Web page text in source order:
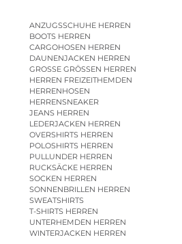
ANZUGSSCHUHE HERREN
BOOTS HERREN
CARGOHOSEN HERREN
DAUNENJACKEN HERREN
GROSSE GRÖSSEN HERREN
HERREN FREIZEITHEMDEN
HERRENHOSEN
HERRENSNEAKER
JEANS HERREN
LEDERJACKEN HERREN
OVERSHIRTS HERREN
POLOSHIRTS HERREN
PULLUNDER HERREN
RUCKSÄCKE HERREN
SOCKEN HERREN
SONNENBRILLEN HERREN
SWEATSHIRTS
T-SHIRTS HERREN
UNTERHEMDEN HERREN
WINTERJACKEN HERREN